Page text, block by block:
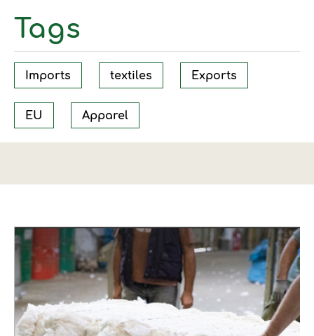
Tags
Imports textiles Exports
EU Apparel